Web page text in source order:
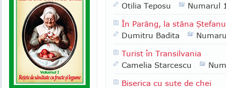
Otilia Teposu
Numarul
În Parâng, la stâna Ştefanu
Dumitru Badita
Turist în Transilvania
Camelia Starcescu
Biserica cu sute de chei